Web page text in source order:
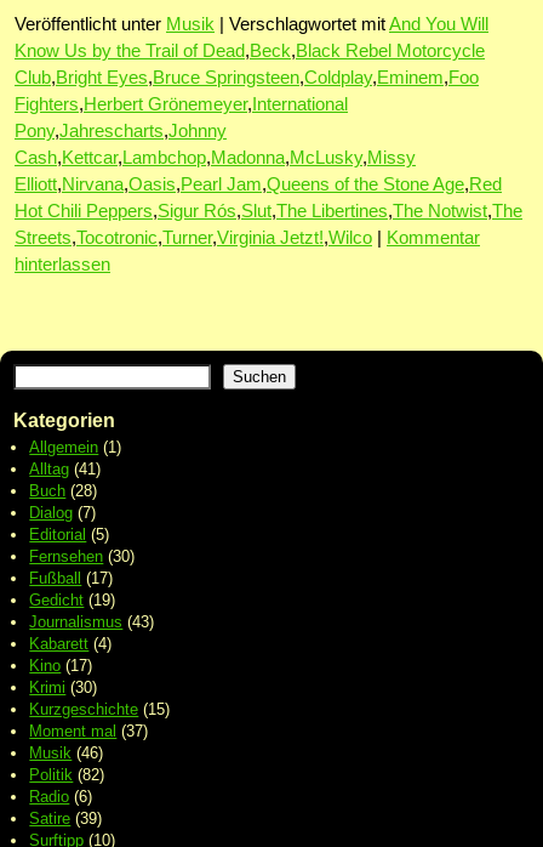
Veröffentlicht unter Musik Verschlagwortet mitAnd You Will
Know Us by the Trail of Dead,Beck,Black Rebel Motorcycle
Club,Bright Eyes,Bruce Springsteen,Coldplay,Eminem,Foo
Fighters,Herbert Grönemeyer, International
Pony,Jahrescharts,Johnny
Cash,Kettcar, Lambchop,Madonna,McLusky,Missy
Elliott,Nirvana,Oasis,Pearl Jam,Queens of the Stone Age,Red
Hot Chili Peppers,Sigur Rós,Slut,The Libertines,The Notwist,The
Streets,Tocotronic,Turner,Virginia Jetzt!,Wilco
Kommentar
hinterlassen
Suchen
Kategorien
Allgemein (1)
Alltag (41)
Buch (28)
Dialog (7)
Editorial (5)
Fernsehen (30)
Fußball (17)
Gedicht (19)
Journalismus (43)
Kabarett (4)
Kino (17)
Krimi (30)
Kurzgeschichte (15)
Moment mal (37)
Musik (46)
Politik (82)
Radio (6)
Satire (39)
Surftipp (10)